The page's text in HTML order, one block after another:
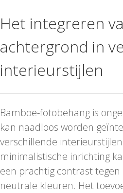
Het integreren
achtergrond in
interieurstijlen
Bamboe-fotobehang is
kan naadloos worden
verschillende
minimalistische inrichting
een prachtig contrast
neutrale kleuren. Het